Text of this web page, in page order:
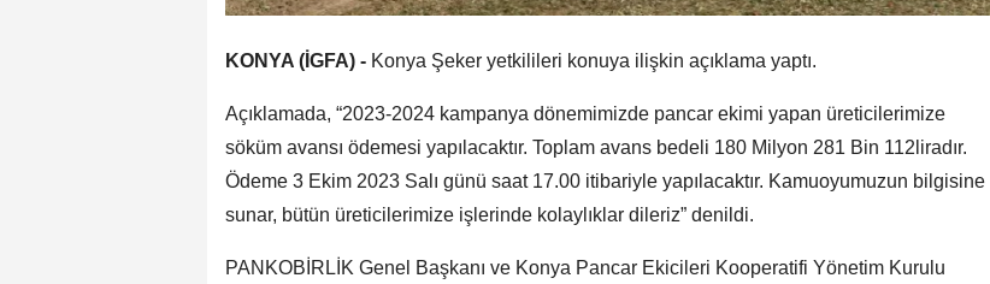
KONYA (İGFA) - Konya Şeker yetkilileri konuya ilişkin açıklama yaptı.
Açıklamada, “2023-2024 kampanya dönemimizde pancar ekimi yapan üreticilerimize
söküm avansı ödemesi yapılacaktır. Toplam avans bedeli 180 Milyon 281 Bin 112liradır.
Ödeme 3 Ekim 2023 Salı günü saat 17.00 itibariyle yapılacaktır. Kamuoyumuzun bilgisine
sunar, bütün üreticilerimize işlerinde kolaylıklar dileriz” denildi.
PANKOBİRLİK Genel Başkanı ve Konya Pancar Ekicileri Kooperatifi Yönetim Kurulu